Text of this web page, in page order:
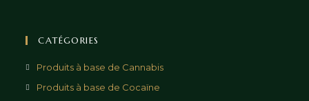
CATÉGORIES
Produits à base de Cannabis
Produits à base de Cocaïne